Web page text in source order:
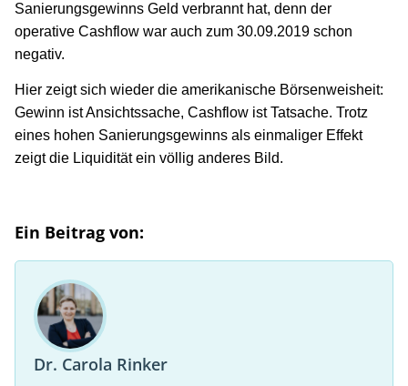
Sanierungsgewinns Geld verbrannt hat, denn der
operative Cashflow war auch zum 30.09.2019 schon
negativ.
Hier zeigt sich wieder die amerikanische Börsenweisheit:
Gewinn ist Ansichtssache, Cashflow ist Tatsache. Trotz
eines hohen Sanierungsgewinns als einmaliger Effekt
zeigt die Liquidität ein völlig anderes Bild.
Ein Beitrag von:
Dr. Carola Rinker